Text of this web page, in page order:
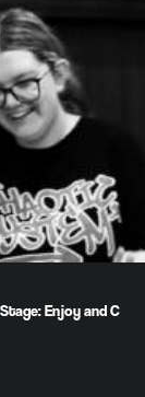
Stage: Enjoy and C